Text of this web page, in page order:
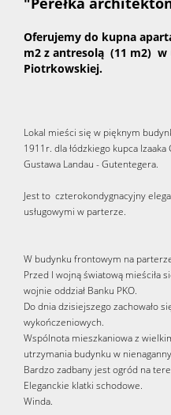
Oferujemy do kupna
m2 z antresolą (11 m2)
Piotrkowskiej.
Lokal mieści się w pięknym
1911r. dla łódzkiego kupca
Gustawa Landau - Gutentegera.
Jest to czterokondygnacyjny
usługowymi w parterze.
W budynku frontowym na
Przed I wojną światową mieściła
wojnie oddział Banku PKO.
Do dnia dzisiejszego zachowało
wykończeniowych.
Wspólnota mieszkaniowa z
utrzymania budynku w
Bardzo zadbany jest ogród na
Eleganckie klatki schodowe.
Winda.